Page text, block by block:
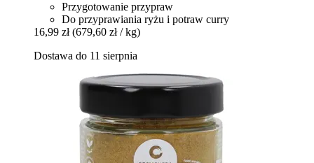
Przygotowanie przypraw
Do przyprawiania ryżu i potraw curry
16,99 zł (679,60 zł / kg)
Dostawa do 11 sierpnia